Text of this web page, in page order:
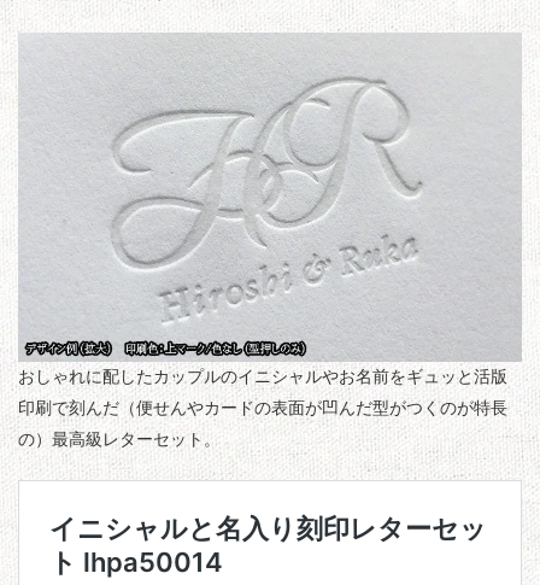
おしゃれに配したカップルのイニシャルやお名前をギュッと活版
印刷で刻んだ（便せんやカードの表面が凹んだ型がつくのが特長
の）最高級レターセット。